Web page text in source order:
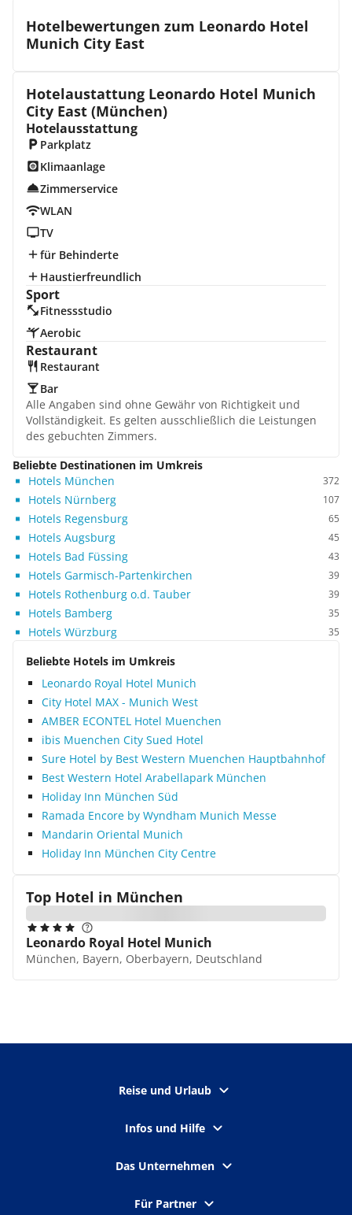
Hotelbewertungen zum Leonardo Hotel
Munich City East
Hotelaustattung Leonardo Hotel Munich
City East (München)
Hotelausstattung
Parkplatz
Klimaanlage
Zimmerservice
WLAN
TV
für Behinderte
Haustierfreundlich
Sport
Fitnessstudio
Aerobic
Restaurant
Restaurant
Bar
Alle Angaben sind ohne Gewähr von Richtigkeit und
Vollständigkeit. Es gelten ausschließlich die Leistungen
des gebuchten Zimmers.
Beliebte Destinationen im Umkreis
Hotels München
372
Hotels Nürnberg 107
Hotels Regensburg 65
Hotels Augsburg 45
Hotels Bad Füssing 43
Hotels Garmisch-Partenkirchen 39
Hotels Rothenburg o.d. Tauber 39
Hotels Bamberg 35
Hotels Würzburg 35
Beliebte Hotels im Umkreis
Leonardo Royal Hotel Munich
City Hotel MAX - Munich West
AMBER ECONTEL Hotel Muenchen
ibis Muenchen City Sued Hotel
Sure Hotel by Best Western Muenchen Hauptbahnhof
Best Western Hotel Arabellapark München
Holiday Inn München Süd
Ramada Encore by Wyndham Munich Messe
Mandarin Oriental Munich
Holiday Inn München City Centre
Top Hotel in München
Leonardo Royal Hotel Munich
München, Bayern, Oberbayern, Deutschland
Reise und Urlaub
Infos und Hilfe
Das Unternehmen
Für Partner